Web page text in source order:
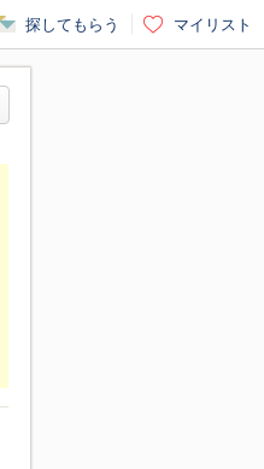
探してもらう マイリスト